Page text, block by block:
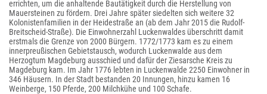
errichten, um die anhaltende Bautätigkeit durch die Herstellung von
Mauersteinen zu fördern. Drei Jahre später siedelten sich weitere 32
Kolonistenfamilien in der Heidestraße an (ab dem Jahr 2015 die Rudolf-
Breitscheid-Straße). Die Einwohnerzahl Luckenwaldes überschritt damit
erstmals die Grenze von 2000 Bürgern. 1772/1773 kam es zu einem
innerpreußischen Gebietstausch, wodurch Luckenwalde aus dem
Herzogtum Magdeburg ausschied und dafür der Ziesarsche Kreis zu
Magdeburg kam. Im Jahr 1776 lebten in Luckenwalde 2250 Einwohner in
346 Häusern. In der Stadt bestanden 20 Innungen, hinzu kamen 16
Weinberge, 150 Pferde, 200 Milchkühe und 100 Schafe.